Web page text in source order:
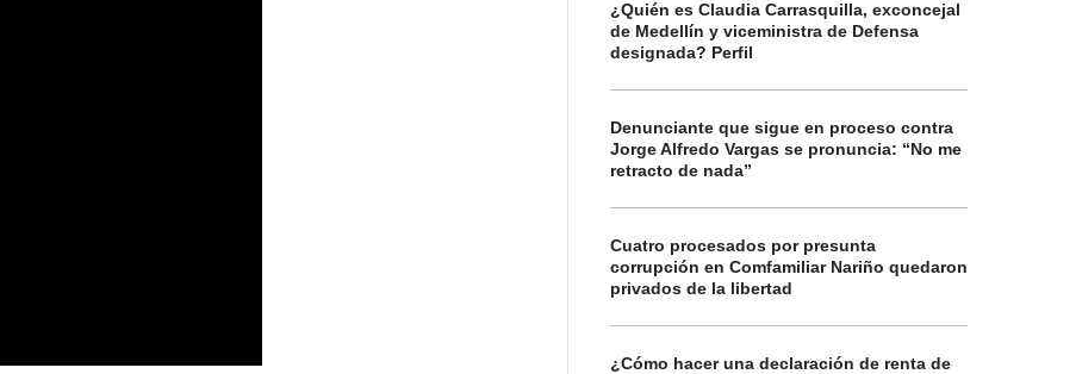
¿Quién es Claudia Carrasquilla, exconcejal
de Medellín y viceministra de Defensa
designada? Perfil
Denunciante que sigue en proceso contra
Jorge Alfredo Vargas se pronuncia: “No me
retracto de nada”
Cuatro procesados por presunta
corrupción en Comfamiliar Nariño quedaron
privados de la libertad
¿Cómo hacer una declaración de renta de